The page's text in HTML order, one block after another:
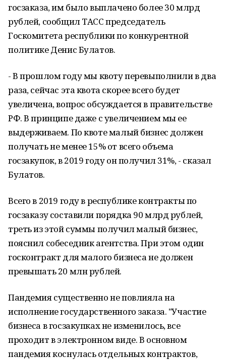
госзаказа, им было выплачено более 30 млрд
рублей, сообщил ТАСС председатель
Госкомитета республики по конкурентной
политике Денис Булатов.
- В прошлом году мы квоту перевыполнили в два
раза, сейчас эта квота скорее всего будет
увеличена, вопрос обсуждается в правительстве
РФ. В принципе даже с увеличением мы ее
выдерживаем. По квоте малый бизнес должен
получать не менее 15% от всего объема
госзакупок, в 2019 году он получил 31%, - сказал
Булатов.
Всего в 2019 году в республике контракты по
госзаказу составили порядка 90 млрд рублей,
треть из этой суммы получил малый бизнес,
пояснил собеседник агентства. При этом один
госконтракт для малого бизнеса не должен
превышать 20 млн рублей.
Пандемия существенно не повлияла на
исполнение государственного заказа. "Участие
бизнеса в госзакупках не изменилось, все
проходит в электронном виде. В основном
пандемия коснулась отдельных контрактов,